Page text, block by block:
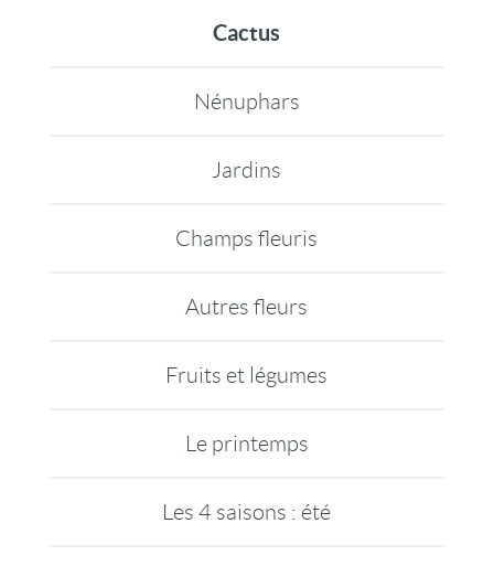
Cactus
Nénuphars
Jardins
Champs fleuris
Autres fleurs
Fruits et légumes
Le printemps
Les 4 saisons : été